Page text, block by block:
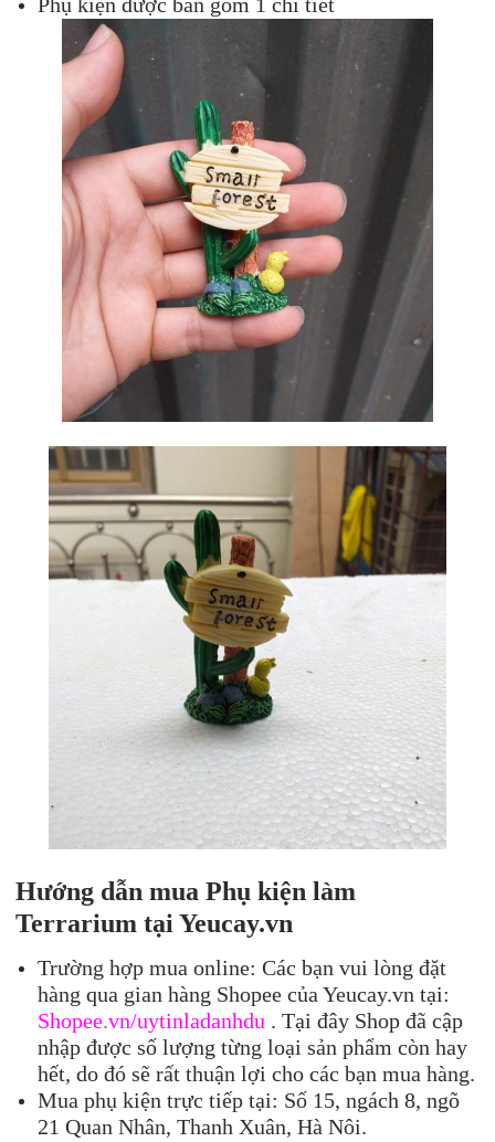
Hướng dẫn mua Phụ kiện làm
Terrarium tại Yeucay.vn
Trường hợp mua online: Các bạn vui lòng đặt
hàng qua gian hàng Shopee của Yeucay.vn tại:
Shopee.vn/uytinladanhdu . Tại đây Shop đã cập
nhập được số lượng từng loại sản phẩm còn hay
hết, do đó sẽ rất thuận lợi cho các bạn mua hàng.
Mua phụ kiện trực tiếp tại: Số 15, ngách 8, ngõ
21 Quan Nhân, Thanh Xuân, Hà Nôi.